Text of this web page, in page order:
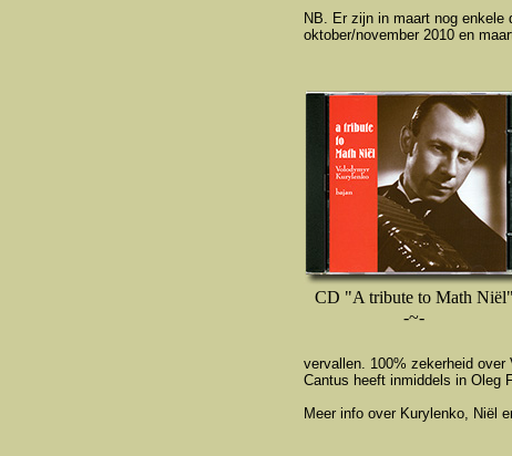
NB. Er zijn in maart nog enkele
oktober/november 2010 en
CD "A tribute to Math Niël"
-~-
vervallen. 100% zekerheid over
Cantus heeft inmiddels in Oleg
Meer info over Kurylenko, Niël